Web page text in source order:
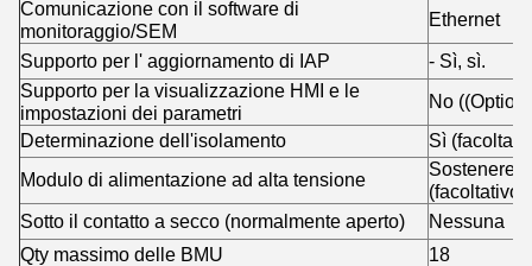
Comunicazione con il software di
monitoraggio/SEM
Ethernet
Supporto per l' aggiornamento di IAP
- Sì, sì.
Supporto per la visualizzazione HMI e le
impostazioni dei parametri
No
Determinazione dell'isolamento
Sì
Modulo di alimentazione ad alta tensione
Sostenere
(facoltativo)
Sotto il contatto a secco (normalmente aperto)
Nessuna
Qty massimo delle BMU
18